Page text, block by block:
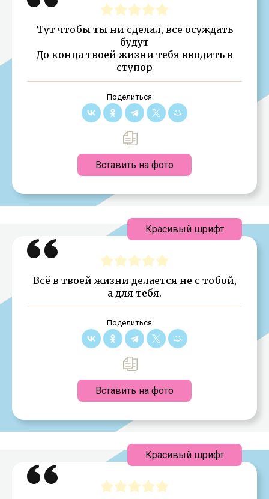
Тут чтобы ты ни сделал, все осуждать
будут
До конца твоей жизни тебя вводить в
ступор
Поделиться:
Вставить на фото
Всё в твоей жизни делается не с тобой,
а для тебя.
Поделиться:
Вставить на фото
Красивый шрифт
Красивый шрифт